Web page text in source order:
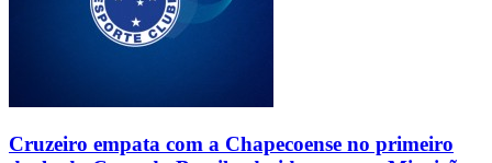
Cruzeiro empata com a Chapecoense no primeiro